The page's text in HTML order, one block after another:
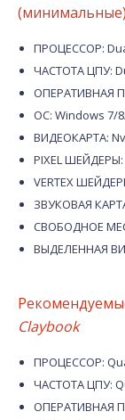
(минимальные)
ПРОЦЕССОР:
ЧАСТОТА ЦПУ:
ОПЕРАТИВНАЯ
ОС: Windows 7/
ВИДЕОКАРТА:
PIXEL ШЕЙДЕРЫ:
VERTEX
ЗВУКОВАЯ
СВОБОДНОЕ
ВЫДЕЛЕННАЯ
Claybook
ПРОЦЕССОР:
ЧАСТОТА ЦПУ:
ОПЕРАТИВНАЯ